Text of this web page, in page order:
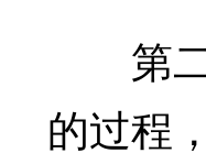
第二
的过程